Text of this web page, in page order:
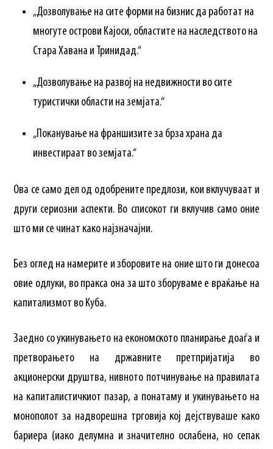
„Дозволување на сите форми на бизнис да работат на
многуте острови Кајоси, областите на наследството на
Стара Хавана и Тринидад.“
„Дозволување на развој на недвижности во сите
туристички области на земјата.“
„Поканување на франшизите за брза храна да
инвестираат во земјата.“
Ова се само дел од одобрените предлози, кои вклучуваат и
други сериозни аспекти. Во списокот ги вклучив само оние
што ми се чинат како најзначајни.
Без оглед на намерите и зборовите на оние што ги донесоа
овие одлуки, во пракса она за што зборуваме е враќање на
капитализмот во Куба.
Заедно со укинувањето на економското планирање доаѓа и
претворањето на државните претпријатија во
акционерски друштва, нивното потчинување на правилата
на капиталистичкиот пазар, а понатаму и укинувањето на
монополот за надворешна трговија кој дејствуваше како
бариера (иако делумна и значително ослабена, но сепак